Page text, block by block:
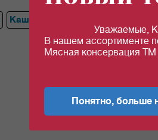
Каша
Уважаемые,
В нашем ассортименте
Мясная консервация
Понятно, больше